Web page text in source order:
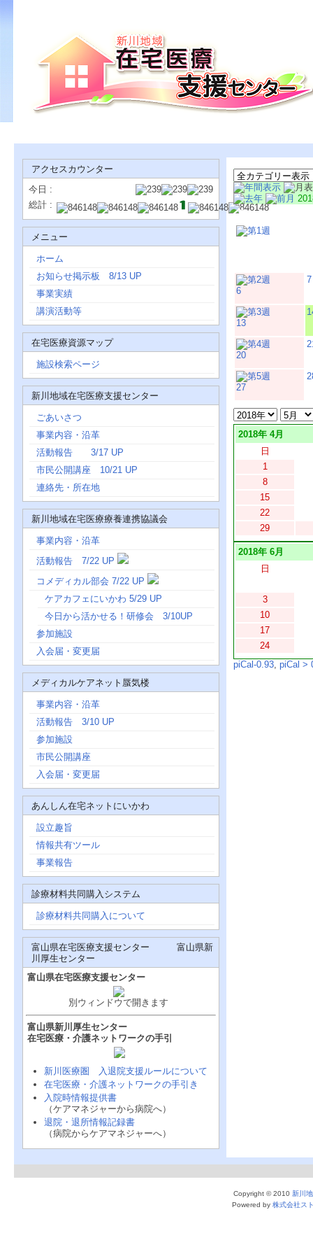
アクセスカウンター
今日 :
総計 :
メニュー
ホーム
お知らせ掲示板 8/13 UP
事業実績
講演活動等
在宅医療資源マップ
施設検索ページ
新川地域在宅医療支援センター
ごあいさつ
事業内容・沿革
活動報告 3/17 UP
市民公開講座 10/21 UP
連絡先・所在地
新川地域在宅医療療養連携協議会
事業内容・沿革
活動報告 7/22 UP
コメディカル部会 7/22 UP
ケアカフェにいかわ 5/29 UP
今日から活かせる！研修会 3/10UP
参加施設
入会届・変更届
メディカルケアネット蜃気楼
事業内容・沿革
活動報告 3/10 UP
参加施設
市民公開講座
入会届・変更届
あんしん在宅ネットにいかわ
設立趣旨
情報共有ツール
事業報告
診療材料共同購入システム
診療材料共同購入について
富山県在宅医療支援センター 富山県新
川厚生センター
富山県在宅医療支援センター
別ウィンドウで開きます
富山県新川厚生センター
在宅医療・介護ネットワークの手引
新川医療圏 入退院支援ルールについて
在宅医療・介護ネットワークの手引き
入院時情報提供書
（ケアマネジャーから病院へ）
退院・退所情報記録書
（病院からケアマネジャーへ）
日
6
7
13
20
27
2018年 4月
日
1
8
15
22
29
2018年 6月
日
3
10
17
24
piCal-0.93, piCal >
Copyright © 2010 新川
Powered by 株式会社ス